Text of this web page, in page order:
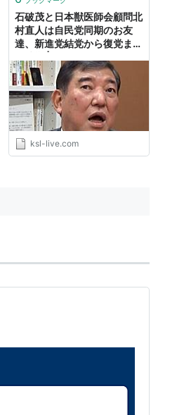
か...
石破茂と日本獣医師会顧問北
村直人は自民党同期のお友
達、新進党結党から復党まで
ksl-live.com